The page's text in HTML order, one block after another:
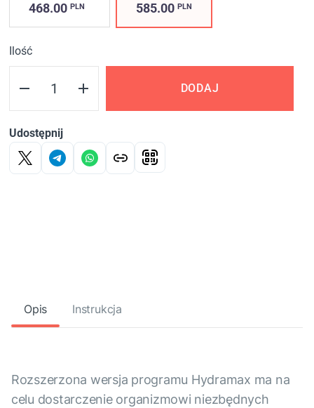
468.00 PLN 585.00PLN
Ilość
DODAJ
Udostępnij
Opis Instrukcja
Rozszerzona wersja programu Hydramax ma na
celu dostarczenie organizmowi niezbędnych